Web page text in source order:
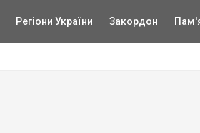
Регіони України Закордон